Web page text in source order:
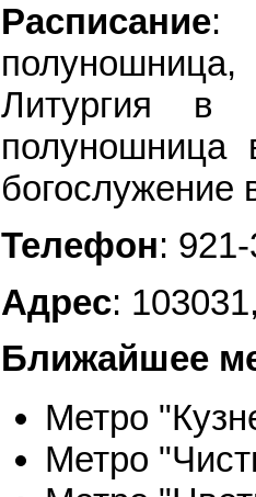
Расписание:
Литургия
богослужение
Телефон:
Адрес:
Ближайшее
Метро
Метро